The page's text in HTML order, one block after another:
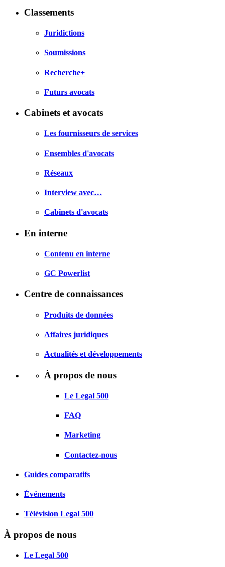
Classements
Juridictions
Soumissions
Recherche+
Futurs avocats
Cabinets et avocats
Les fournisseurs de services
Ensembles d'avocats
Réseaux
Interview avec…
Cabinets d'avocats
En interne
Contenu en interne
GC Powerlist
Centre de connaissances
Produits de données
Affaires juridiques
Actualités et développements
À propos de nous
Le Legal 500
FAQ
Marketing
Contactez-nous
Guides comparatifs
Événements
Télévision Legal 500
À propos de nous
Le Legal 500